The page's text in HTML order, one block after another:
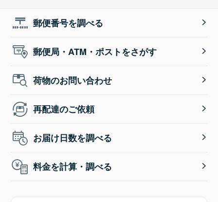
郵便番号を調べる
郵便局・ATM・ポストをさがす
荷物のお問い合わせ
再配達のご依頼
お届け日数を調べる
料金を計算・調べる